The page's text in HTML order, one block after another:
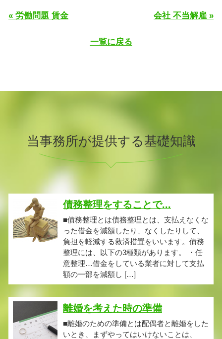
« 労働問題 賃金 会社 不当解雇 »
一覧に戻る
当事務所が提供する基礎知識
債務整理をすることで...
■債務整理とは債務整理とは、支払えなくな
った借金を減額したり、なくしたりして、
負担を軽減する救済措置をいいます。債務
整理には、以下の3種類があります。 ・任
意整理…借金をしている業者に対して支払
額の一部を減額し […]
離婚を考えた時の準備
■離婚のための準備とは配偶者と離婚をした
いとき、まずやってはいけないことは、